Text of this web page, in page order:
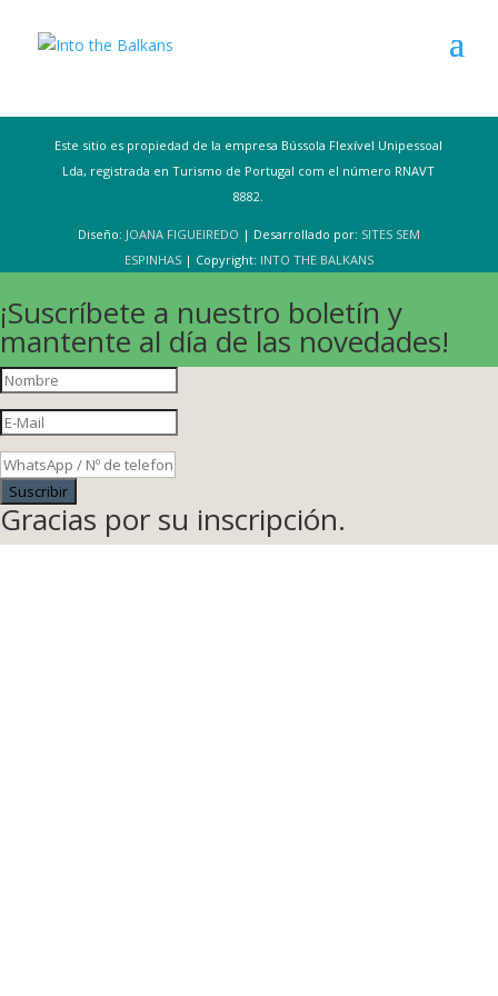
Este sitio es propiedad de la empresa Bússola Flexível Unipessoal
Lda, registrada en Turismo de Portugal com el número RNAVT
8882.
Diseño: JOANA FIGUEIREDO | Desarrollado por: SITES SEM
ESPINHAS| Copyright: INTO THE BALKANS
¡Suscríbete a nuestro boletín y
mantente al día de las novedades!
Suscribir
Gracias por su inscripción.